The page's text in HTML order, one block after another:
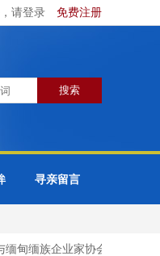
请登录 免费注册
寻亲留言
甸缅族企业家协会（